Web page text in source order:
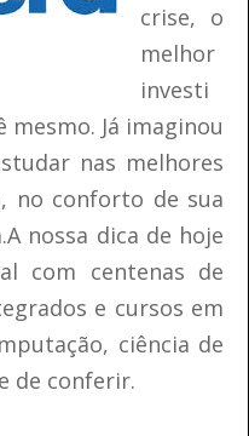
crise, o
melhor
investi
Já imaginou
nas melhores
no conforto de sua
nossa dica de hoje
com centenas de
e cursos em
ciência de
de conferir.